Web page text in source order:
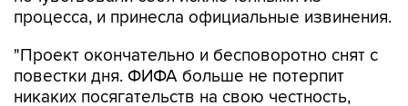
процесса, и принесла официальные извинения.
"Проект окончательно и бесповоротно снят с
повестки дня. ФИФА больше не потерпит
никаких посягательств на свою честность,